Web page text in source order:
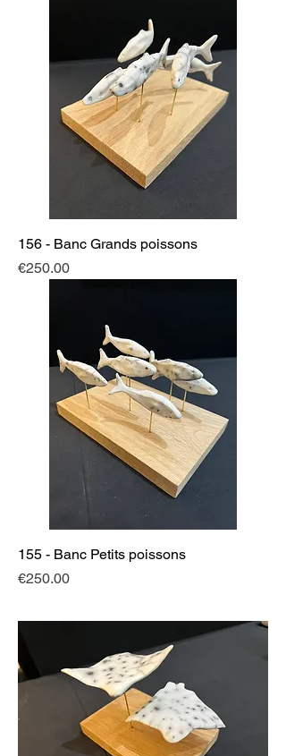
156 - Banc Grands poissons
Price
€250.00
155 - Banc Petits poissons
Price
€250.00